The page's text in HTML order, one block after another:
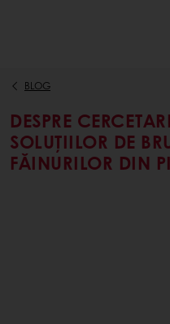
BLOG
DESPRE
SOLUȚIILOR DE
FĂINURILOR DIN